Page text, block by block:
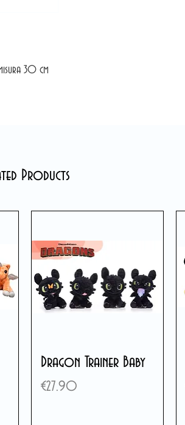
30 cm
Products
Dragon Trainer Baby
Price
€27.90